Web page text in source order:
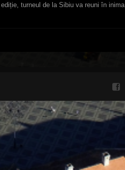
turneul de la Sibiu va reuni în inima